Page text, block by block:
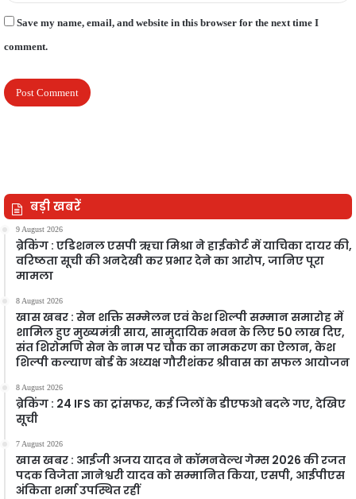
Save my name, email, and website in this browser for the next time I
comment.
बड़ी खबरें
9 August 2026
ब्रेकिंग : एडिशनल एसपी ऋचा मिश्रा ने हाईकोर्ट में याचिका दायर की,
वरिष्ठता सूची की अनदेखी कर प्रभार देने का आरोप, जानिए पूरा
मामला
8 August 2026
खास खबर : सेन शक्ति सम्मेलन एवं केश शिल्पी सम्मान समारोह में
शामिल हुए मुख्यमंत्री साय, सामुदायिक भवन के लिए 50 लाख दिए,
संत शिरोमणि सेन के नाम पर चौक का नामकरण का ऐलान, केश
शिल्पी कल्याण बोर्ड के अध्यक्ष गौरीशंकर श्रीवास का सफल आयोजन
8 August 2026
ब्रेकिंग : 24 IFS का ट्रांसफर, कई जिलों के डीएफओ बदले गए, देखिए
सूची
7 August 2026
खास खबर : आईजी अजय यादव ने कॉमनवेल्थ गेम्स 2026 की रजत
पदक विजेता ज्ञानेश्वरी यादव को सम्मानित किया, एसपी, आईपीएस
अंकिता शर्मा उपस्थित रहीं